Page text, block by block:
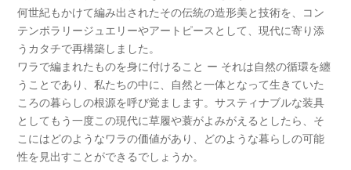
何世紀もかけて編み出されたその伝統の造形美と技術を、コン
テンポラリージュエリーやアートピースとして、現代に寄り添
うカタチで再構築しました。
ワラで編まれたものを身に付けること ー それは自然の循環を纏
うことであり、私たちの中に、自然と一体となって生きていた
ころの暮らしの根源を呼び覚まします。サスティナブルな装具
としてもう一度この現代に草履や蓑がよみがえるとしたら、そ
こにはどのようなワラの価値があり、どのような暮らしの可能
性を見出すことができるでしょうか。